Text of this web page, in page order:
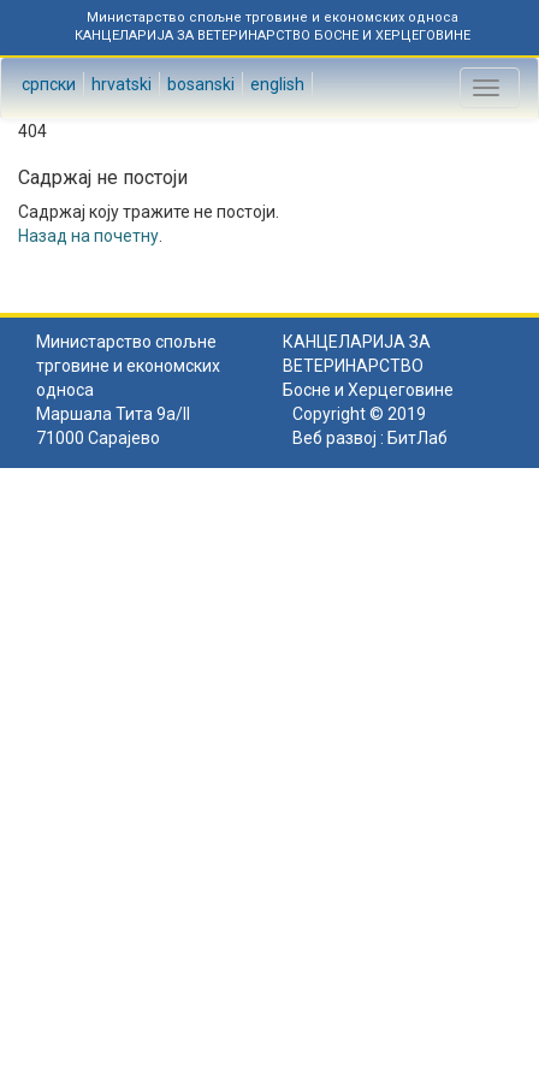
Министарство спољне трговине и економских односа
КАНЦЕЛАРИЈА ЗА ВЕТЕРИНАРСТВО БОСНЕ И ХЕРЦЕГОВИНЕ
српски hrvatski bosanski english
Toggle
404
Садржај не постоји
Садржај коју тражите не постоји.
Назад на почетну
Министарство спољне
трговине и економских
односа
КАНЦЕЛАРИЈА ЗА
ВЕТЕРИНАРСТВО
Босне и Херцеговине
Маршала Тита 9а/II
71000 Сарајево
Copyright © 2019
Веб развој : БитЛаб